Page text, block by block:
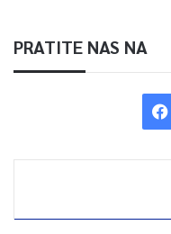
PRATITE NAS NA